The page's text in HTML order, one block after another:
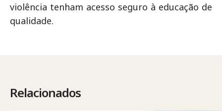
violência tenham acesso seguro à educação de
qualidade.
Relacionados